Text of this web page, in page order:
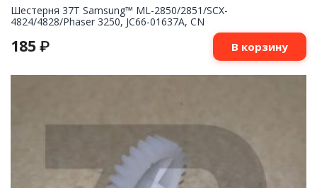
Шестерня 37T Samsung™ ML-2850/2851/SCX-
4824/4828/Phaser 3250, JC66-01637A, CN
185 ₽ В корзину